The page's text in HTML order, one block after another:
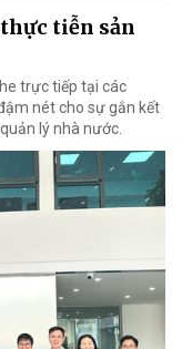
tiễn sản
trực tiếp tại các
nét cho sự gắn kết
lý nhà nước.